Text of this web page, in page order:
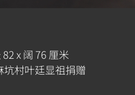
x 阔 76 厘米
坑村叶廷显祖捐赠